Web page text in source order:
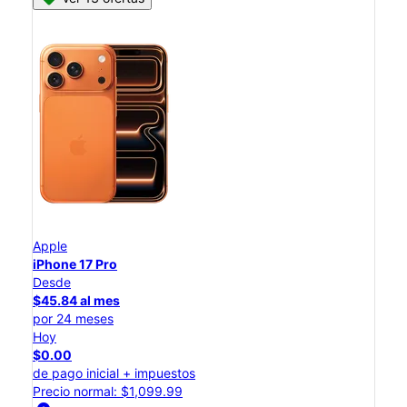
Apple
iPhone 17 Pro
Desde
$45.84 al mes
por 24 meses
Hoy
$0.00
de pago inicial + impuestos
Precio normal: $1,099.99